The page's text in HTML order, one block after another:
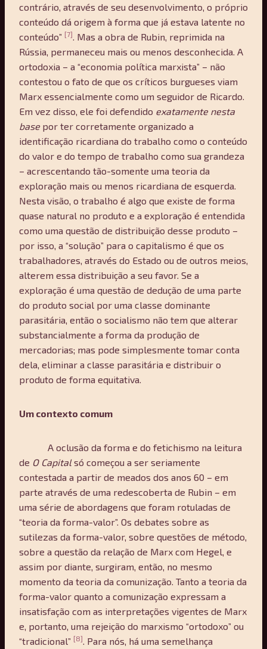
contrário, através de seu desenvolvimento, o próprio
conteúdo dá origem à forma que já estava latente no
conteúdo” [7]
. Mas a obra de Rubin, reprimida na
Rússia, permaneceu mais ou menos desconhecida. A
ortodoxia – a “economia política marxista” – não
contestou o fato de que os críticos burgueses viam
Marx essencialmente como um seguidor de Ricardo.
Em vez disso, ele foi defendido exatamente nesta
basepor ter corretamente organizado a
identificação ricardiana do trabalho como o conteúdo
do valor e do tempo de trabalho como sua grandeza
– acrescentando tão-somente uma teoria da
exploração mais ou menos ricardiana de esquerda.
Nesta visão, o trabalho é algo que existe de forma
quase natural no produto e a exploração é entendida
como uma questão de distribuição desse produto –
por isso, a “solução” para o capitalismo é que os
trabalhadores, através do Estado ou de outros meios,
alterem essa distribuição a seu favor. Se a
exploração é uma questão de dedução de uma parte
do produto social por uma classe dominante
parasitária, então o socialismo não tem que alterar
substancialmente a forma da produção de
mercadorias; mas pode simplesmente tomar conta
dela, eliminar a classe parasitária e distribuir o
produto de forma equitativa.
Um contexto comum
A oclusão da forma e do fetichismo na leitura
de O Capitalsó começou a ser seriamente
contestada a partir de meados dos anos 60 – em
parte através de uma redescoberta de Rubin – em
uma série de abordagens que foram rotuladas de
“teoria da forma-valor”. Os debates sobre as
sutilezas da forma-valor, sobre questões de método,
sobre a questão da relação de Marx com Hegel, e
assim por diante, surgiram, então, no mesmo
momento da teoria da comunização. Tanto a teoria da
forma-valor quanto a comunização expressam a
insatisfação com as interpretações vigentes de Marx
e, portanto, uma rejeição do marxismo “ortodoxo” ou
“tradicional” [8]
. Para nós, há uma semelhança